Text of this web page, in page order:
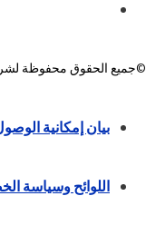
©جميع الحقوق محفوظة
بيان إمكانية
اللوائح وسياسة